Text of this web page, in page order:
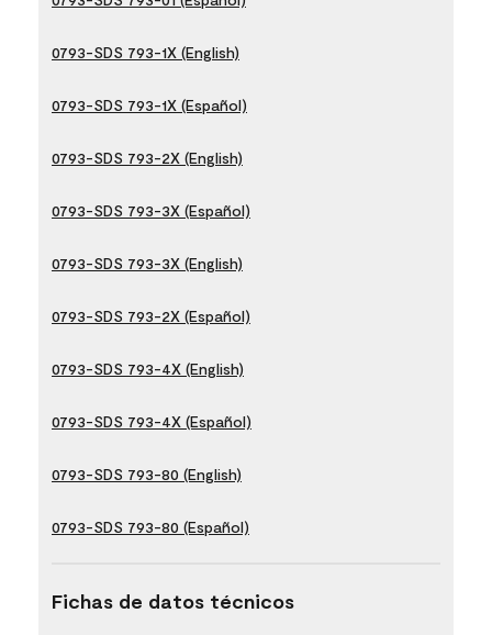
0793-SDS 793-1X (English)
0793-SDS 793-1X (Español)
0793-SDS 793-2X (English)
0793-SDS 793-3X (Español)
0793-SDS 793-3X (English)
0793-SDS 793-2X (Español)
0793-SDS 793-4X (English)
0793-SDS 793-4X (Español)
0793-SDS 793-80 (English)
0793-SDS 793-80 (Español)
Fichas de datos técnicos